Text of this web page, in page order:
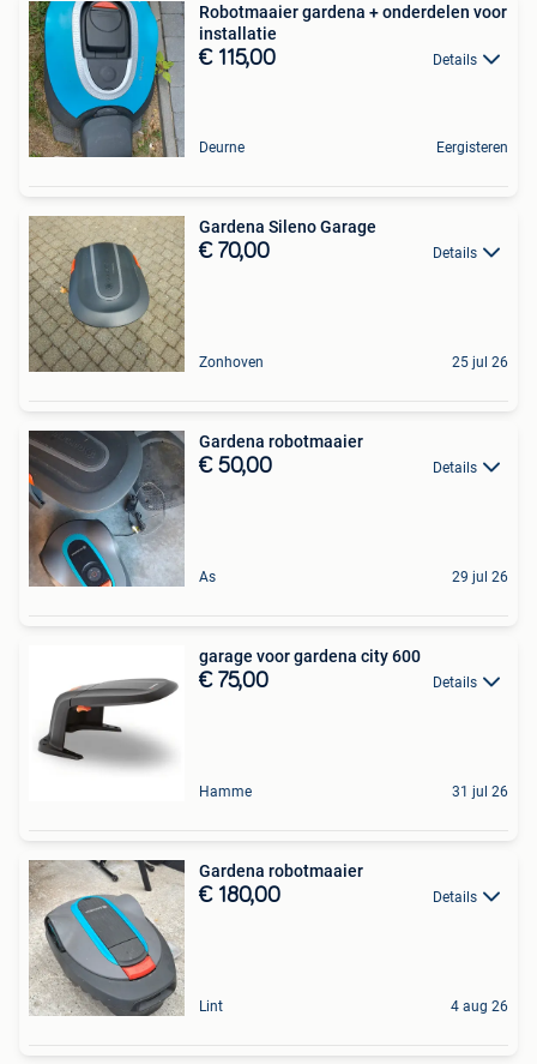
Robotmaaier gardena + onderdelen voor
installatie
€ 115,00 Details
Deurne Eergisteren
Gardena Sileno Garage
€ 70,00 Details
Zonhoven 25 jul 26
Gardena robotmaaier
€ 50,00 Details
As 29 jul 26
garage voor gardena city 600
€ 75,00 Details
Hamme 31 jul 26
Gardena robotmaaier
€ 180,00 Details
Lint 4 aug 26